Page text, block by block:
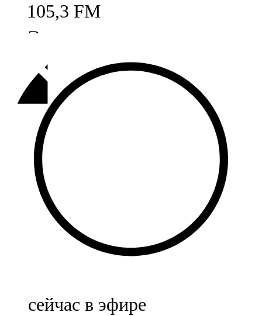
105,3 FM
Әлмәт
92,9 FM
Базарлы матак
107,1 FM
Балык бистәсе
104,9 FM
Баулы
107,5 FM
Биләр
Болгар
сейчас в эфире